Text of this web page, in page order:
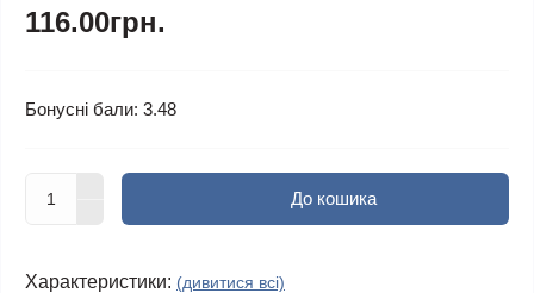
116.00грн.
Бонусні бали: 3.48
До кошика
Характеристики: (дивитися всі)